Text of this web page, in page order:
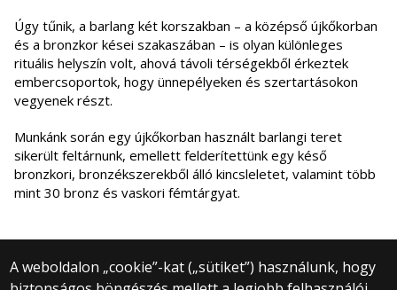
Úgy tűnik, a barlang két korszakban – a középső újkőkorban
és a bronzkor kései szakaszában – is olyan különleges
rituális helyszín volt, ahová távoli térségekből érkeztek
embercsoportok, hogy ünnepélyeken és szertartásokon
vegyenek részt.
Munkánk során egy újkőkorban használt barlangi teret
sikerült feltárnunk, emellett felderítettünk egy késő
bronzkori, bronzékszerekből álló kincsleletet, valamint több
mint 30 bronz és vaskori fémtárgyat.
A weboldalon „cookie”-kat („sütiket”) használunk, hogy